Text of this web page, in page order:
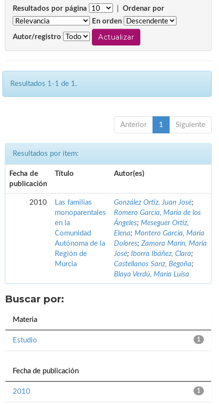
Resultados por página
Ordenar por
En orden
Autor/registro
Resultados 1-1 de 1.
Anterior 1 Siguiente
Resultados por ítem:
Fecha de
publicación
Título Autor(es)
2010
Las familias
monoparentales
en la
Comunidad
Autónoma de la
Región de
Murcia
González Ortiz, Juan José;
Romero García, María de los
Ángeles; Meseguer Ortiz,
Elena; Montero García, María
Dolores; Zamora Marín, María
José; Iborra Ibáñez, Clara;
Castellanos Sanz, Begoña;
Blaya Verdú, María Luisa
Buscar por:
Materia
1
Estudio
Fecha de publicación
1
2010